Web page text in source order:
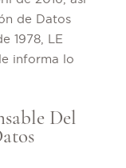
de Datos
1978, LE
informa lo
Del